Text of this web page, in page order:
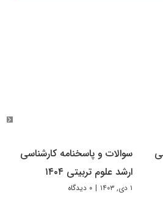
سوالات و پاسخنامه کارشناسی
ارشد علوم تربیتی ۱۴۰۴
۱ دی, ۱۴۰۳ | ۰ دیدگاه